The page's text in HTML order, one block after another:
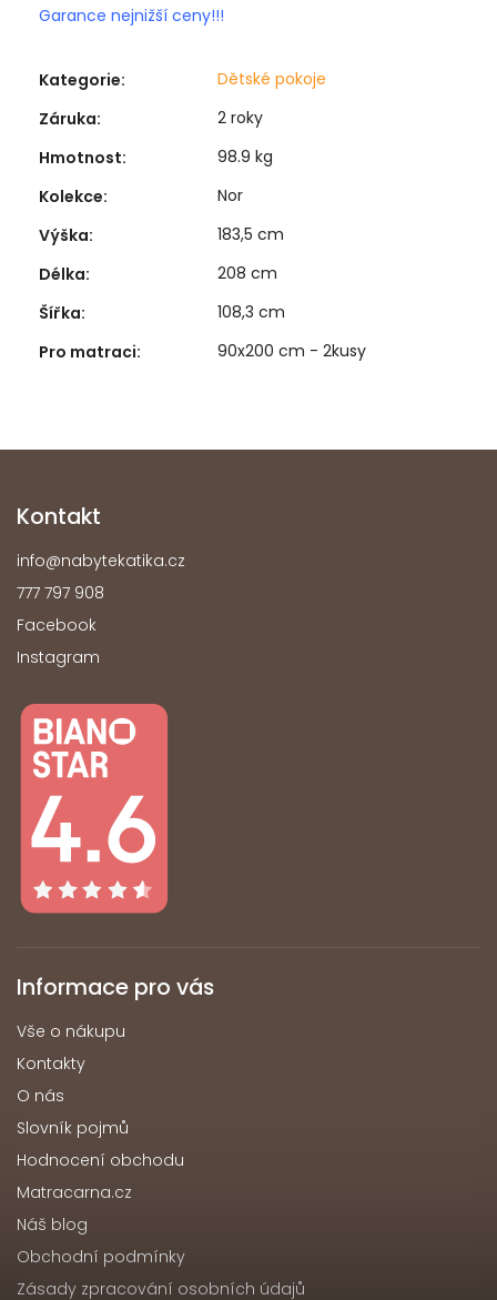
Garance nejnižší ceny!!!
Kategorie:
Dětské pokoje
Záruka:
2 roky
Hmotnost:
98.9 kg
Kolekce:
Nor
Výška:
183,5 cm
Délka:
208 cm
Šířka:
108,3 cm
Pro matraci: 90x200 cm - 2kusy
Kontakt
info@nabytekatika.cz
777 797 908
Facebook
Instagram
Informace pro vás
Vše o nákupu
Kontakty
O nás
Slovník pojmů
Hodnocení obchodu
Matracarna.cz
Náš blog
Obchodní podmínky
Zásady zpracování osobních údajů